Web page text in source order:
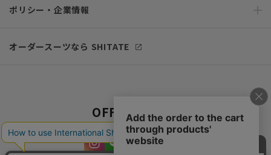
ポリシー・企業情報
オーダースーツなら SHITATE
OFFICIAL SNS